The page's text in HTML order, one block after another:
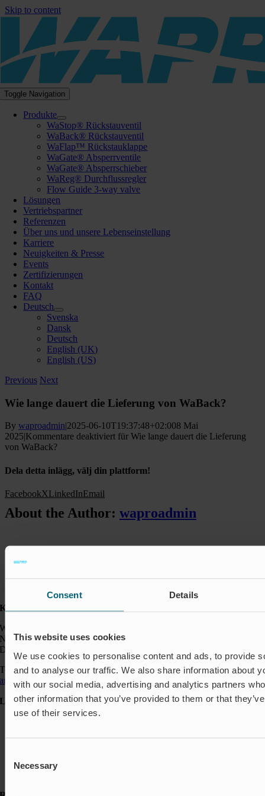
Consent Details
This website uses cookies
We use cookies to personalise content and ads, to provide
and to analyse our traffic. We also share information about
with our social media, advertising and analytics partners
other information that you’ve provided to them or that
use of their services.
Selection
Necessary
Skip to content
Toggle Navigation
Produkte
WaStop® Rückstauventil
WaBack® Rückstauventil
WaFlap™ Rückstauklappe
WaGate® Absperrventile
WaGate® Absperrschieber
WaReg® Durchflussregler
Flow Guide 3-way valve
Lösungen
Vertriebspartner
Referenzen
Über uns und unsere Lebenseinstellung
Karriere
Neuigkeiten & Presse
Events
Zertifizierungen
Kontakt
FAQ
Deutsch
Svenska
Dansk
Deutsch
English (UK)
English (US)
Previous Next
Wie lange dauert die Lieferung von WaBack?
By waproadmin|2025-06-10T19:37:48+02:008 Mai
2025|Kommentare deaktiviert für Wie lange dauert die Lieferung
von WaBack?
Dela detta inlägg, välj din plattform!
FacebookXLinkedInEmail
About the Author: waproadmin
Kontakt:
Wapro GmbH
Neumarkt 1
DE-49074 Osnabrück
Telefon: +49 541 963 24144
anfragen@wapro.com
Lösungen
Haushalt